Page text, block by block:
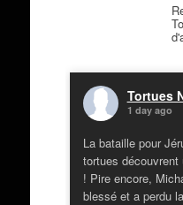
Tortues
1 day ago
La bataille pour
tortues
! Pire encore,
blessé et a perdu